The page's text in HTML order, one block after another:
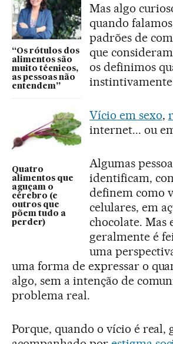
“Os rótulos dos
alimentos são
muito técnicos,
as pessoas não
entendem”
Quatro
alimentos que
aguçam o
cérebro (e
outros que
põem tudo a
perder)
Mas algo
quando
padrões de
que
os definimos
Vício em sexo,
internet... ou
Algumas
identificam,
definem como
celulares, em
chocolate. Mas
geralmente é
uma
uma forma de expressar o
algo, sem a intenção de
problema real.
Porque, quando o vício é real,